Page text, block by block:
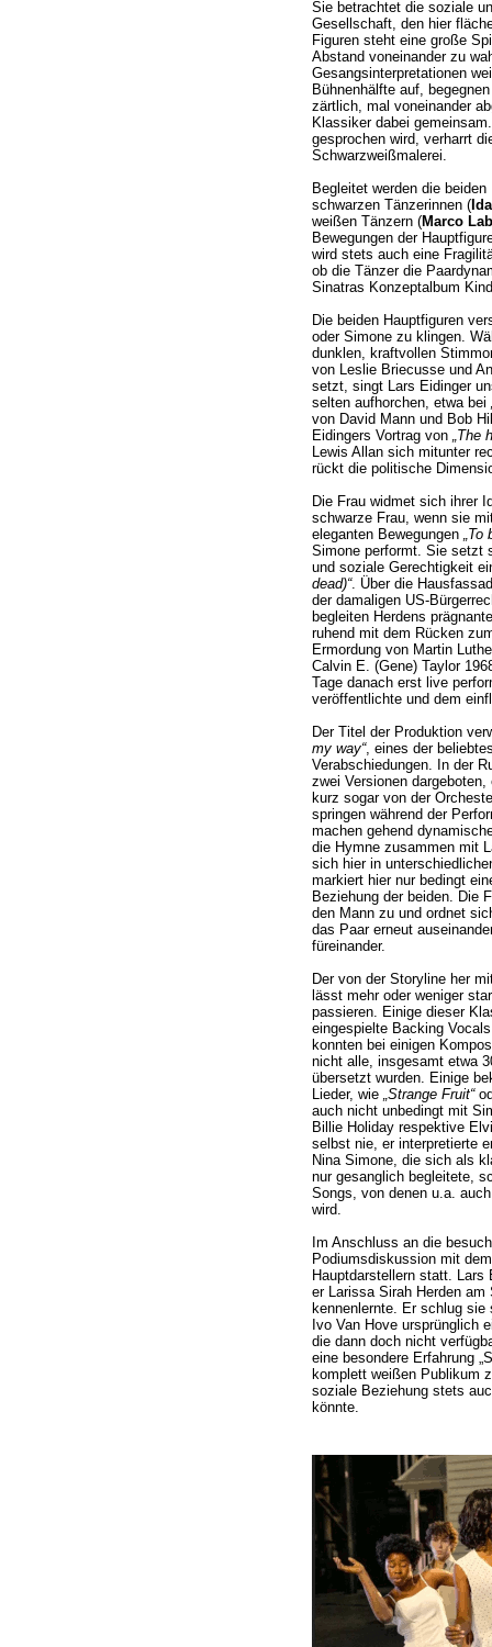
Sie betrachtet die soziale
Gesellschaft, den hier
Figuren steht eine große
Abstand voneinander zu
Gesangsinterpretationen
Bühnenhälfte auf,
zärtlich, mal voneinander
Klassiker dabei
gesprochen wird, verharrt
Schwarzweißmalerei.
Begleitet werden die
schwarzen Tänzerinnen (
weißen Tänzern (Marco
Bewegungen der
wird stets auch eine
ob die Tänzer die
Sinatras Konzeptalbum
Die beiden Hauptfiguren
oder Simone zu klingen.
dunklen, kraftvollen
von Leslie Briecusse und
setzt, singt Lars Eidinger
selten aufhorchen, etwa bei
von David Mann und Bob
Eidingers Vortrag von „The
Lewis Allan sich mitunter
rückt die politische
Die Frau widmet sich ihrer
schwarze Frau, wenn sie
eleganten Bewegungen „To
Simone performt. Sie setzt
und soziale Gerechtigkeit
dead)“. Über die
der damaligen US-
begleiten Herdens
ruhend mit dem Rücken
Ermordung von Martin
Calvin E. (Gene) Taylor
Tage danach erst live
veröffentlichte und dem
Der Titel der Produktion
my way“, eines der
Verabschiedungen. In der
zwei Versionen
kurz sogar von der
springen während der
machen gehend
die Hymne zusammen mit
sich hier in
markiert hier nur bedingt
Beziehung der beiden. Die
den Mann zu und ordnet
das Paar erneut
füreinander.
Der von der Storyline her
lässt mehr oder weniger
passieren. Einige dieser
eingespielte Backing
konnten bei einigen
nicht alle, insgesamt etwa
übersetzt wurden. Einige
Lieder, wie „Strange Fruit“
auch nicht unbedingt mit
Billie Holiday respektive
selbst nie, er interpretierte
Nina Simone, die sich als
nur gesanglich begleitete,
Songs, von denen u.a.
wird.
Im Anschluss an die
Podiumsdiskussion mit
Hauptdarstellern statt. Lars
er Larissa Sirah Herden
kennenlernte. Er schlug
Ivo Van Hove ursprünglich
die dann doch nicht
eine besondere Erfahrung
komplett weißen Publikum
soziale Beziehung stets
könnte.